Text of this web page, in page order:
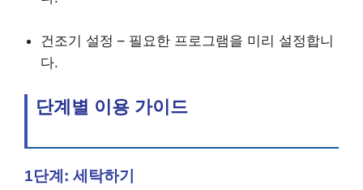
건조기 설정 – 필요한 프로그램을 미리 설정합니
다.
단계별 이용 가이드
1단계: 세탁하기